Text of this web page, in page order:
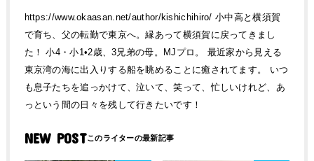
https://www.okaasan.net/author/kishichihiro/ 小中高と横須賀
で育ち、父の転勤で東京へ。縁あって横須賀に戻ってきまし
た！ 小4・小1•2歳、3兄弟の母。MJプロ。 最近家から見える
東京湾の海に出入りする船を眺めることに癒されてます。 いつ
も息子たちを追っかけて、泣いて、笑って、忙しいけれど、あ
っという間の日々を残して行きたいです！
NEW POST